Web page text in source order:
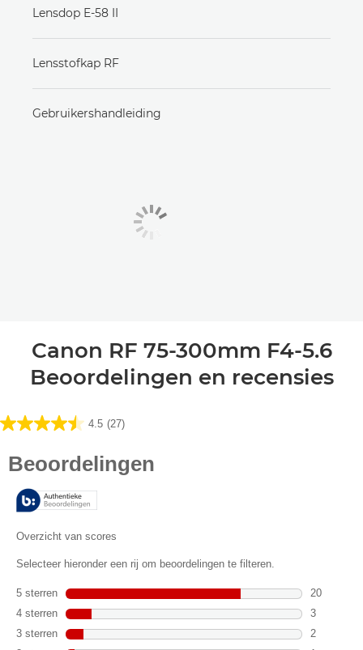
Lensdop E-58 II
Lensstofkap RF
Gebruikershandleiding
Canon RF 75-300mm F4-5.6
Beoordelingen en recensies
4.5 (27)
4.5
de
sterren.